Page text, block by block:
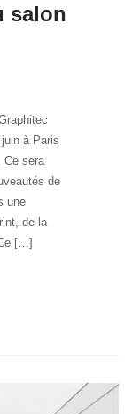
salon
à Paris
Ce sera
de
une
de la
[…]